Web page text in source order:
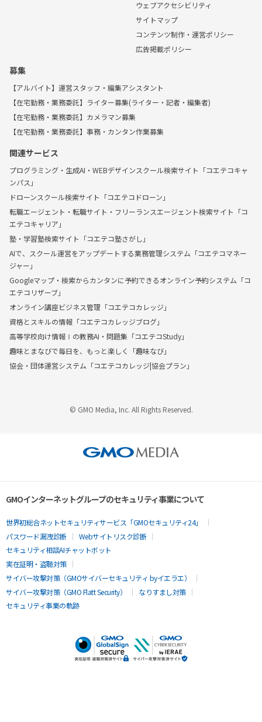
ウェブアクセシビリティ
サイトマップ
コンテンツ制作・運営ポリシー
広告掲載ポリシー
募集
【アルバイト】運営スタッフ・編集アシスタント
【在宅勤務・業務委託】ライター募集(ライター・記者・編集者)
【在宅勤務・業務委託】カメラマン募集
【在宅勤務・業務委託】事務・カンタン作業募集
関連サービス
プログラミング・生成AI・WEBデザインスクール検索サイト「コエテコキャ
ンパス」
ドローンスクール検索サイト「コエテコドローン」
転職エージェント・転職サイト・フリーランスエージェント検索サイト「コ
エテコキャリア」
塾・学習塾検索サイト「コエテコ塾さがし」
AIで、スクール運営をアップデートする業務管理システム「コエテコマネー
ジャー」
Googleマップ・検索からカンタンに予約できるオンライン予約システム「コ
エテコリザーブ」
オンライン講座ビジネス管理「コエテコカレッジ」
資格とスキルの情報「コエテコカレッジブログ」
高等学校向け情報Ⅰの教務AI・問題集「コエテコStudy」
趣味とまなびで毎日を、もっと楽しく「趣味なび」
協会・団体運営システム「コエテコカレッジ|協会プラン」
© GMO Media, Inc. All Rights Reserved.
GMOインターネットグループのセキュリティ事業について
世界初総合ネットセキュリティサービス「GMOセキュリティ24」
パスワード漏洩診断
Webサイトリスク診断
セキュリティ相談AIチャットボット
実在証明・盗聴対策
サイバー攻撃対策（GMOサイバーセキュリティ byイエラエ）
サイバー攻撃対策（GMO Flatt Security）
なりすまし対策
セキュリティ事業の軌跡